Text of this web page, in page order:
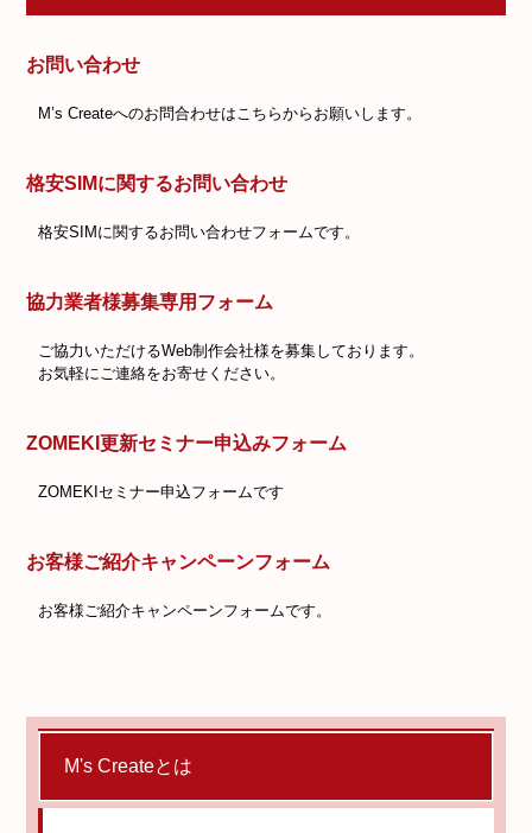
お問い合わせ
M’s Createへのお問合わせはこちらからお願いします。
格安SIMに関するお問い合わせ
格安SIMに関するお問い合わせフォームです。
協力業者様募集専用フォーム
ご協力いただけるWeb制作会社様を募集しております。
お気軽にご連絡をお寄せください。
ZOMEKI更新セミナー申込みフォーム
ZOMEKIセミナー申込フォームです
お客様ご紹介キャンペーンフォーム
お客様ご紹介キャンペーンフォームです。
M's Createとは